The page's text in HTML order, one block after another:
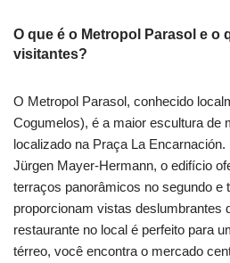
O que é o Metropol Parasol e o
visitantes?
O Metropol Parasol, conhecido
Cogumelos), é a maior escultura de
localizado na Praça La
Jürgen Mayer-Hermann, o edifício
terraços panorâmicos no segundo e
proporcionam vistas deslumbrantes
restaurante no local é perfeito para
térreo, você encontra o mercado